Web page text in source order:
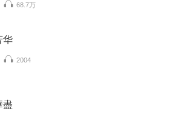
68.7万
华
2004
盡